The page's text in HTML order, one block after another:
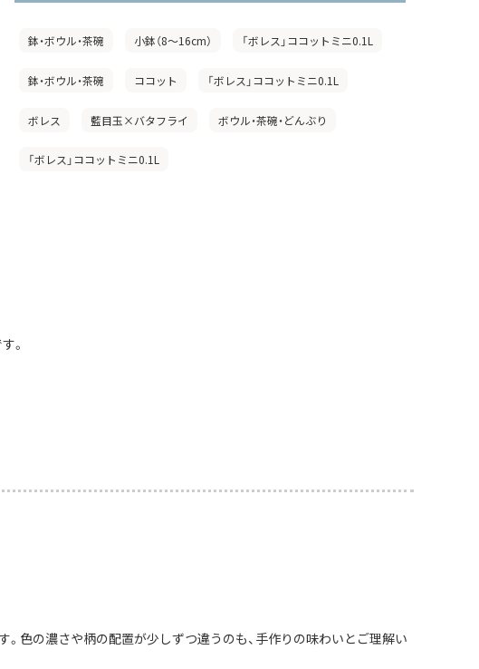
鉢・ボウル・茶碗 小鉢（8〜16cm） 「ボレス」ココットミニ0.1L
鉢・ボウル・茶碗 ココット 「ボレス」ココットミニ0.1L
ボレス 藍目玉×バタフライ ボウル・茶碗・どんぶり
「ボレス」ココットミニ0.1L
。
色の濃さや柄の配置が少しずつ違うのも、手作りの味わいとご理解い